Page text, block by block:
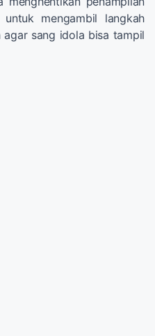
mengambil langkah
agar sang idola bisa tampil